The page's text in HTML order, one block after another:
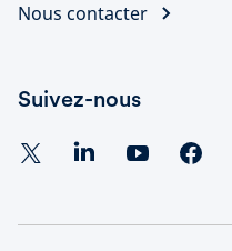
Nous contacter
Suivez-nous